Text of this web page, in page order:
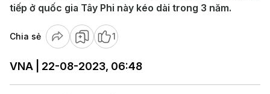
tiếp ở quốc gia Tây Phi này kéo dài trong 3 năm.
Chia sẻ 1
VNA | 22-08-2023, 06:48